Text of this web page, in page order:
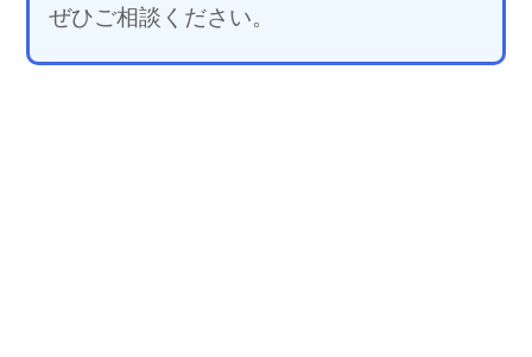
ぜひご相談ください。